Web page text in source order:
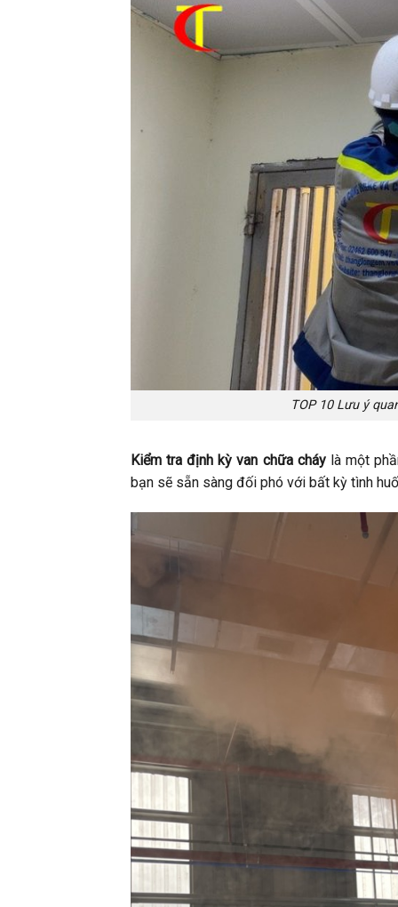
TOP 10 Lưu ý
Kiểm tra định kỳ van chữa cháylà một
bạn sẽ sẵn sàng đối phó với bất kỳ tình